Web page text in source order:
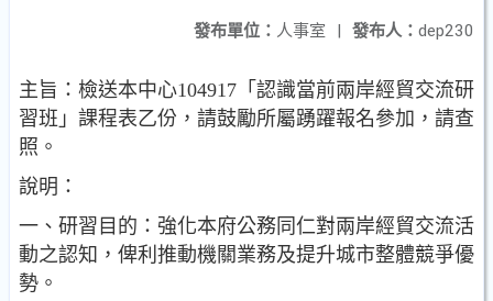
發布人： dep230
發布單位： 人事室 |
主旨：檢送本中心104917「認識當前兩岸經貿交流研
習班」課程表乙份，請鼓勵所屬踴躍報名參加，請查
照。
說明：
一、研習目的：強化本府公務同仁對兩岸經貿交流活
動之認知，俾利推動機關業務及提升城市整體競爭優
勢。